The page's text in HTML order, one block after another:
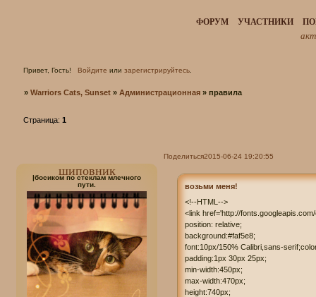
ФОРУМ УЧАСТНИКИ
Привет, Гость! Войдите или зарегистрируйтесь.
»Warriors Cats, Sunset »Администрационная »правила
Страница:1
Поделиться2015-06-24 19:20:55
шиповник
|босиком по стеклам млечного
пути.
возьми меня!
<!--HTML-->
<link href='http://
position: relative;
background:#faf5e8;
font:10px/150% Calibri,sans-
padding:1px 30px 25px;
min-width:450px;
max-width:470px;
height:740px;